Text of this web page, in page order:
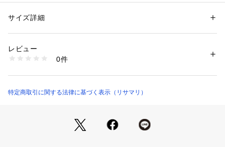
ャザーチュールを重ねて、より一層の軽やかさと温かみのある
す。まるでお花が風に吹かれて舞っているような、新しい季節
の訪れを感じるコレクションです。
ベーシックなビキニタイプのショーツです。ショーツの足口に
ィットします。さらりとした気持ちの良い履き心地です。
性別：レディース
素材：ナイロン・ポリエステル・その他
商品番号：
N05-75280 （ショップ）
サイズ詳細
レビュー
0件
特定商取引に関する法律に基づく表示（リサマリ）